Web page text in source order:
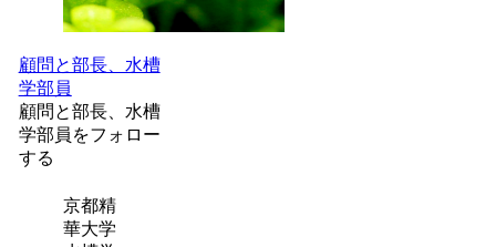
顧問と部長、水槽
学部員
顧問と部長、水槽
学部員をフォロー
する
京都精
華大学